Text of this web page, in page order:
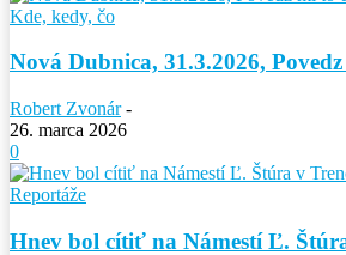
Kde, kedy, čo
Nová Dubnica, 31.3.2026,
Robert Zvonár -
26. marca 2026
0
Reportáže
Hnev bol cítiť na Námestí Ľ.